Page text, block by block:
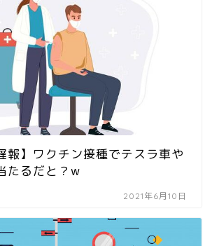
報】ワクチン接種でテスラ車や
たるだと？w
2021年6月10日